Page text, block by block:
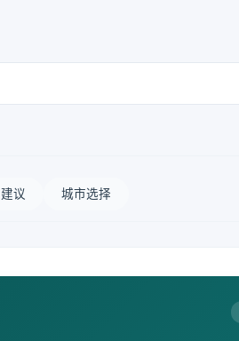
议 城市选择